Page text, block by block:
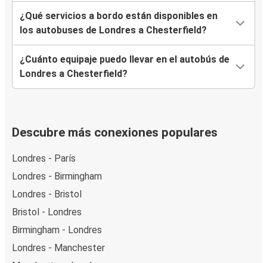
¿Qué servicios a bordo están disponibles en
los autobuses de Londres a Chesterfield?
¿Cuánto equipaje puedo llevar en el autobús de
Londres a Chesterfield?
Descubre más conexiones populares
Londres - París
Londres - Birmingham
Londres - Bristol
Bristol - Londres
Birmingham - Londres
Londres - Manchester